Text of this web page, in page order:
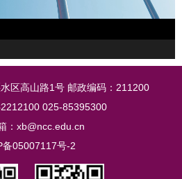
区高山路1号 邮政编码：211200
025-85395300
：xb@ncc.edu.cn
备05007117号-2